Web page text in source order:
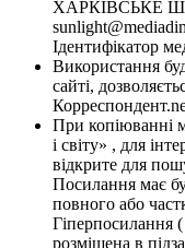
ХАРКІВСЬКЕ
Ідентифікатор
Використання
сайті,
При копіюванні
і світу» , для
відкрите для
Посилання має
повного або
Гіперпосилання
розміщена в